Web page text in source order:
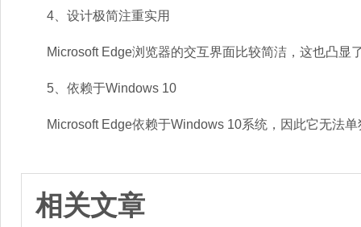
4、设计极简注重实用
Microsoft Edge浏览器的交互界面比较简洁，这也凸显
5、依赖于Windows 10
Microsoft Edge依赖于Windows 10系统，因此它无法单
相关文章